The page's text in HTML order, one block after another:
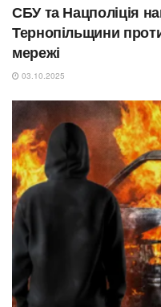
СБУ та Нацполіція
Тернопільщини
мережі
03.10.2025